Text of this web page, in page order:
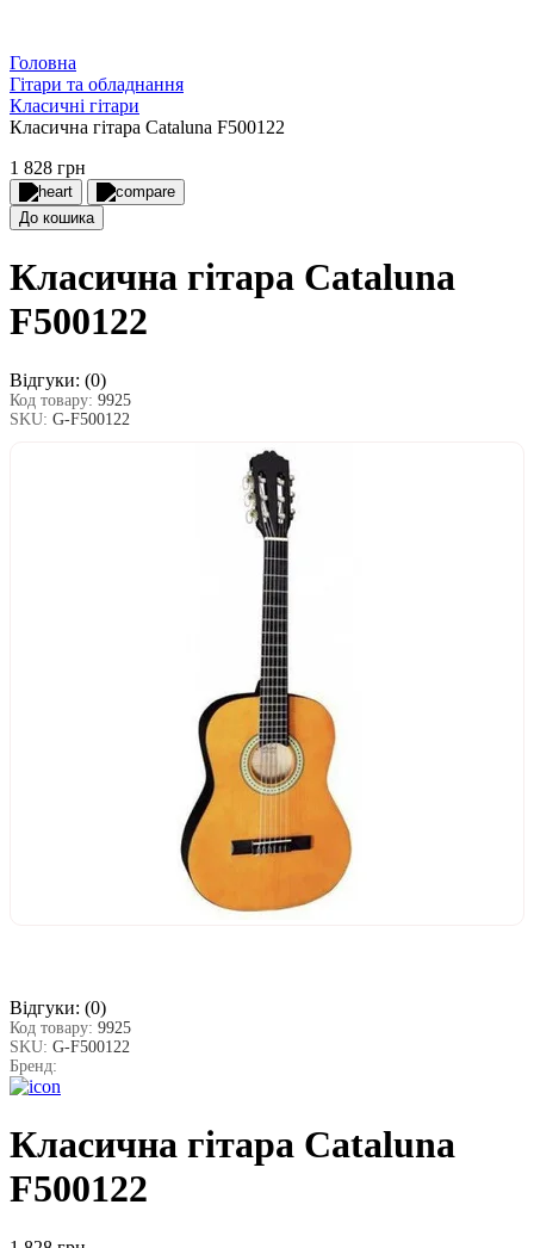
Головна
Гітари та обладнання
Класичні гітари
Класична гітара Cataluna F500122
1 828 грн
До кошика
Класична гітара Cataluna
F500122
Відгуки: (0)
Код товару: 9925
SKU: G-F500122
Відгуки: (0)
Код товару: 9925
SKU: G-F500122
Бренд:
Класична гітара Cataluna
F500122